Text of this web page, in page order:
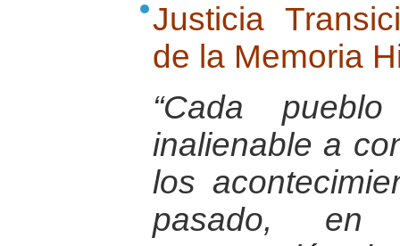
Justicia
de la Memoria
“Cada
inalienable a
los
pasado,